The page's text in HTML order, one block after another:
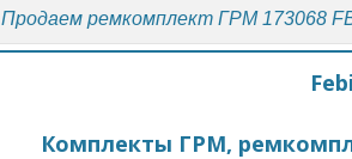
Продаем ремкомплект ГРМ 173068
Комплекты ГРМ,